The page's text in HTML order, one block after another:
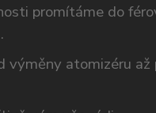
promítáme do
výměny atomizéru až